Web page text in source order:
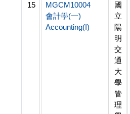
15
MGCM10004
會計學(一)
Accounting(I)
國
立
陽
明
交
通
大
學
管
理